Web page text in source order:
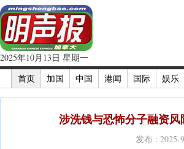
2025年10月13日 星期一
首页
加国 中国 港闻 国际 娱乐
涉洗钱与恐怖分子融资
发布 :